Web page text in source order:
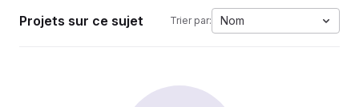
Projets sur ce sujet Trier par: Nom